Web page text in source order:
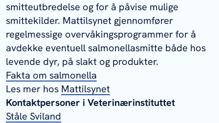
smitteutbredelse og for å påvise mulige
smittekilder. Mattilsynet gjennomfører
regelmessige overvåkingsprogrammer for å
avdekke eventuell salmonellasmitte både hos
levende dyr, på slakt og produkter.
Fakta om salmonella
Les mer hos Mattilsynet
Kontaktpersoner i Veterinærinstituttet
Ståle Sviland